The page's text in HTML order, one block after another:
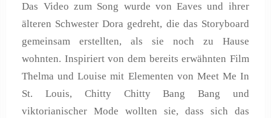
Das Video zum Song wurde von Eaves und ihrer
älteren Schwester Dora gedreht, die das Storyboard
gemeinsam erstellten, als sie noch zu Hause
wohnten. Inspiriert von dem bereits erwähnten Film
Thelma und Louise mit Elementen von Meet Me In
St. Louis, Chitty Chitty Bang Bang und
viktorianischer Mode wollten sie, dass sich das